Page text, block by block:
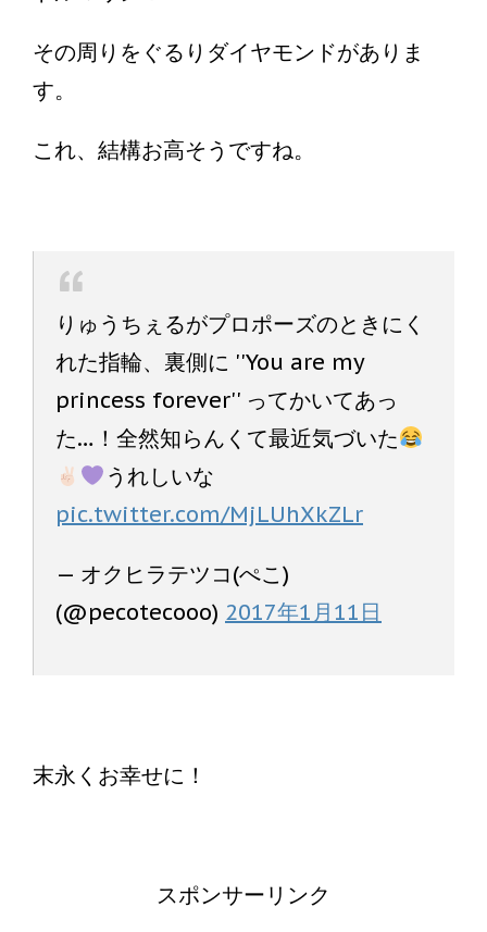
その周りをぐるりダイヤモンドがありま
す。
これ、結構お高そうですね。
りゅうちぇるがプロポーズのときにく
れた指輪、裏側に ''You are my
princess forever'' ってかいてあっ
た…！全然知らんくて最近気づいた
うれしいな
pic.twitter.com/MjLUhXkZLr
— オクヒラテツコ(ぺこ)
(@pecotecooo) 2017年1月11日
末永くお幸せに！
スポンサーリンク